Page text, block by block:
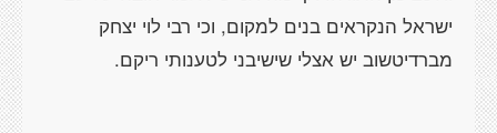
ישראל הנקראים בנים למקום, וכי רבי לוי יצחק
מברדיטשוב יש אצלי שישיבני לטענותי ריקם.